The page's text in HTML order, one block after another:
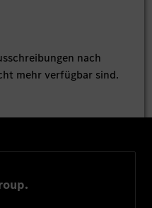
nach
mehr verfügbar sind.